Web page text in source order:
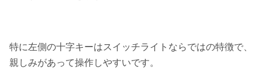
特に左側の十字キーはスイッチライトならではの特徴で、
親しみがあって操作しやすいです。